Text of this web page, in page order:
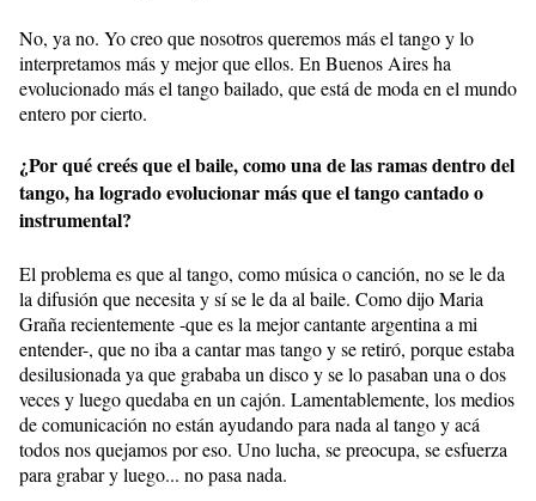
No, ya no. Yo creo que nosotros queremos más el tango y lo
interpretamos más y mejor que ellos. En Buenos Aires ha
evolucionado más el tango bailado, que está de moda en el mundo
entero por cierto.
¿Por qué creés que el baile, como una de las ramas dentro del
tango, ha logrado evolucionar más que el tango cantado o
instrumental?
El problema es que al tango, como música o canción, no se le da
la difusión que necesita y sí se le da al baile. Como dijo Maria
Graña recientemente -que es la mejor cantante argentina a mi
entender-, que no iba a cantar mas tango y se retiró, porque estaba
desilusionada ya que grababa un disco y se lo pasaban una o dos
veces y luego quedaba en un cajón. Lamentablemente, los medios
de comunicación no están ayudando para nada al tango y acá
todos nos quejamos por eso. Uno lucha, se preocupa, se esfuerza
para grabar y luego... no pasa nada.